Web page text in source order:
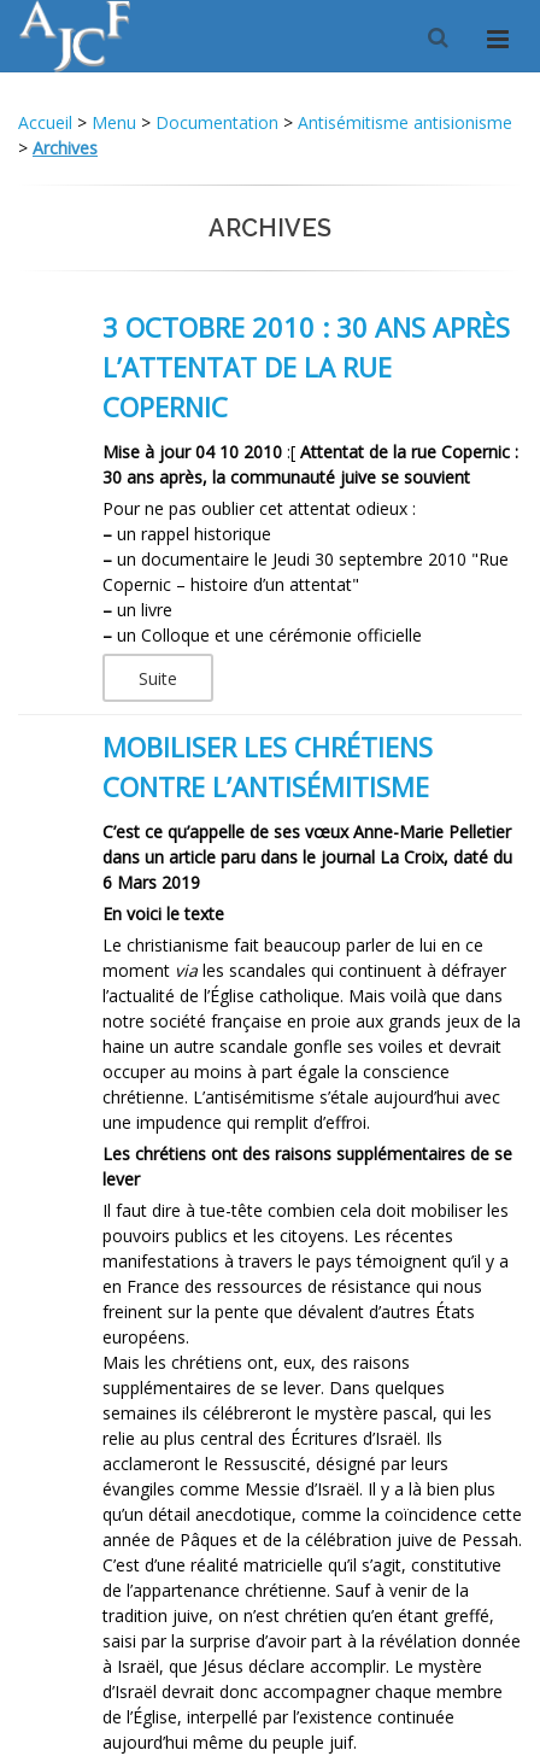
Accueil > Menu > Documentation > Antisémitisme antisionisme
> Archives
ARCHIVES
3 OCTOBRE 2010 : 30 ANS APRÈS
L’ATTENTAT DE LA RUE
COPERNIC
Mise à jour 04 10 2010 :[ Attentat de la rue Copernic :
30 ans après, la communauté juive se souvient
Pour ne pas oublier cet attentat odieux :
– un rappel historique
– un documentaire le Jeudi 30 septembre 2010 "Rue
Copernic – histoire d’un attentat"
– un livre
– un Colloque et une cérémonie officielle
Suite
MOBILISER LES CHRÉTIENS
CONTRE L’ANTISÉMITISME
C’est ce qu’appelle de ses vœux Anne-Marie Pelletier
dans un article paru dans le journal La Croix, daté du
6 Mars 2019
En voici le texte
Le christianisme fait beaucoup parler de lui en ce
moment via les scandales qui continuent à défrayer
l’actualité de l’Église catholique. Mais voilà que dans
notre société française en proie aux grands jeux de la
haine un autre scandale gonfle ses voiles et devrait
occuper au moins à part égale la conscience
chrétienne. L’antisémitisme s’étale aujourd’hui avec
une impudence qui remplit d’effroi.
Les chrétiens ont des raisons supplémentaires de se
lever
Il faut dire à tue-tête combien cela doit mobiliser les
pouvoirs publics et les citoyens. Les récentes
manifestations à travers le pays témoignent qu’il y a
en France des ressources de résistance qui nous
freinent sur la pente que dévalent d’autres États
européens.
Mais les chrétiens ont, eux, des raisons
supplémentaires de se lever. Dans quelques
semaines ils célébreront le mystère pascal, qui les
relie au plus central des Écritures d’Israël. Ils
acclameront le Ressuscité, désigné par leurs
évangiles comme Messie d’Israël. Il y a là bien plus
qu’un détail anecdotique, comme la coïncidence cette
année de Pâques et de la célébration juive de Pessah.
C’est d’une réalité matricielle qu’il s’agit, constitutive
de l’appartenance chrétienne. Sauf à venir de la
tradition juive, on n’est chrétien qu’en étant greffé,
saisi par la surprise d’avoir part à la révélation donnée
à Israël, que Jésus déclare accomplir. Le mystère
d’Israël devrait donc accompagner chaque membre
de l’Église, interpellé par l’existence continuée
aujourd’hui même du peuple juif.